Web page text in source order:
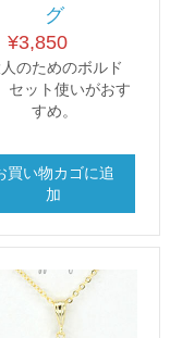
グ
¥3,850
のためのボルド
セット使いがおす
すめ。
買い物カゴに追
加